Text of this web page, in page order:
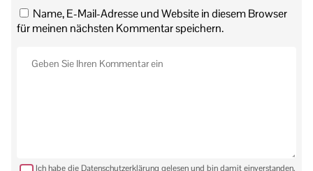
Name, E-Mail-Adresse und Website in diesem Browser
für meinen nächsten Kommentar speichern.
Ich habe die Datenschutzerklärung gelesen und bin damit einverstanden.